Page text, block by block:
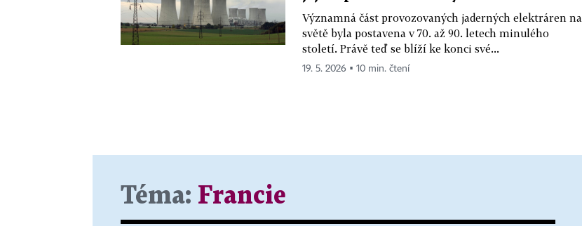
Významná část provozovaných jaderných elektráren na
světě byla postavena v 70. až 90. letech minulého
století. Právě teď se blíží ke konci své...
19. 5. 2026 ▪ 10 min. čtení
Téma: Francie